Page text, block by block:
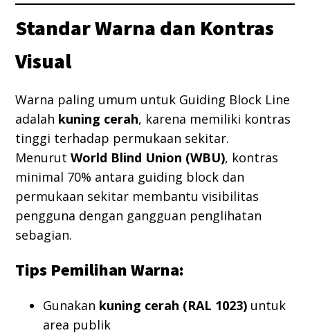
Standar Warna dan Kontras
Visual
Warna paling umum untuk Guiding Block Line
adalah kuning cerah, karena memiliki kontras
tinggi terhadap permukaan sekitar.
MenurutWorld Blind Union (WBU), kontras
minimal 70% antara guiding block dan
permukaan sekitar membantu visibilitas
pengguna dengan gangguan penglihatan
sebagian.
Tips Pemilihan Warna:
Gunakan kuning cerah (RAL 1023) untuk
area publik